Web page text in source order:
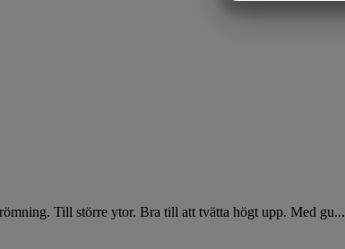
Till större ytor. Bra till att tvätta högt upp. Med gu...